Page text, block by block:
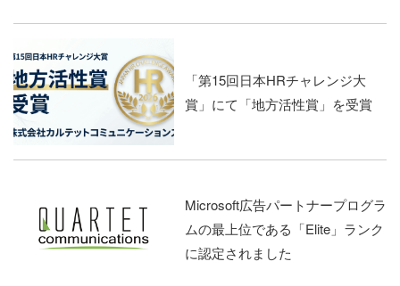
「第15回日本HRチャレンジ大
賞」にて「地方活性賞」を受賞
Microsoft広告パートナープログラ
ムの最上位である「Elite」ランク
に認定されました